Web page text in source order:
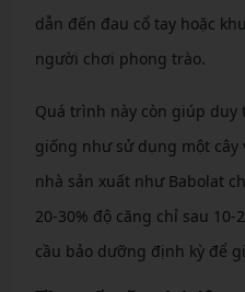
dẫn đến đau cổ tay hoặc
người chơi phong trào.
Quá trình này còn giúp
giống như sử dụng một
nhà sản xuất như Babolat
20-30% độ căng chỉ sau
cầu bảo dưỡng định kỳ để